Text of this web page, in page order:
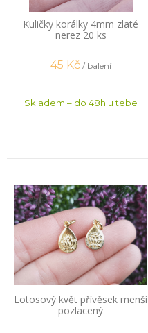
Kuličky korálky 4mm zlaté
nerez 20 ks
45 Kč / balení
Skladem – do 48h u tebe
Lotosový květ přívěsek menší
pozlacený